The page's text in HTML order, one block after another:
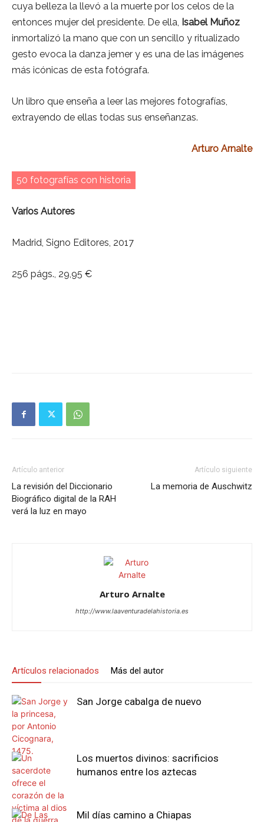
cuya belleza la llevó a la muerte por los celos de la
entonces mujer del presidente. De ella, Isabel Muñoz
inmortalizó la mano que con un sencillo y ritualizado
gesto evoca la danza jemer y es una de las imágenes
más icónicas de esta fotógrafa.
Un libro que enseña a leer las mejores fotografías,
extrayendo de ellas todas sus enseñanzas.
Arturo Arnalte
50 fotografías con historia
Varios Autores
Madrid, Signo Editores, 2017
256 págs., 29,95 €
Artículo anterior
La revisión del Diccionario
Biográfico digital de la RAH
verá la luz en mayo
Artículo siguiente
La memoria de Auschwitz
Arturo Arnalte
http://www.laaventuradelahistoria.es
Artículos relacionados Más del autor
San Jorge cabalga de nuevo
Los muertos divinos: sacrificios
humanos entre los aztecas
Mil días camino a Chiapas